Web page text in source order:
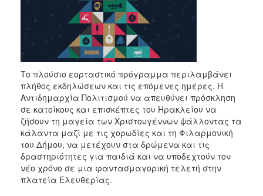
2012
2011
2010
2006
ΔΗΜΟΤΗΣ
ΕΠΙΣΚΕΠΤΗΣ
ΗΡΑΚΛΕΙΟ
Το πλούσιο εορταστικό πρόγραμμα περιλαμβάνει
πλήθος εκδηλώσεων και τις επόμενες ημέρες. Η
Αντιδημαρχία Πολιτισμού να απευθύνει πρόσκληση
σε κατοίκους και επισκέπτες του Ηρακλείου να
ζήσουν τη μαγεία των Χριστουγέννων ψάλλοντας τα
κάλαντα μαζί με τις χορωδίες και τη Φιλαρμονική
του Δήμου, να μετέχουν στα δρώμενα και τις
δραστηριότητες για παιδιά και να υποδεχτούν τον
νέο χρόνο σε μια φαντασμαγορική τελετή στην
πλατεία Ελευθερίας.